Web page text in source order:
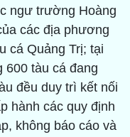
ngư trường Hoàng
các địa phương
cá Quảng Trị; tại
600 tàu cá đang
đều duy trì kết nối
hành các quy định
không báo cáo và